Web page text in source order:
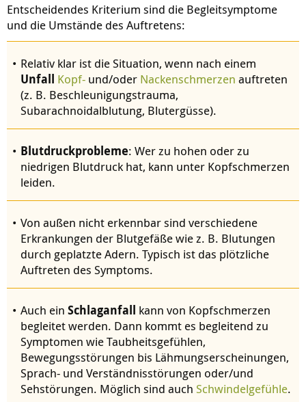
Entscheidendes Kriterium sind die Begleitsymptome
und die Umstände des Auftretens:
Relativ klar ist die Situation, wenn nach einem
Unfall Kopf- und/oder Nackenschmerzen auftreten
(z. B. Beschleunigungstrauma,
Subarachnoidalblutung, Blutergüsse).
Blutdruckprobleme: Wer zu hohen oder zu
niedrigen Blutdruck hat, kann unter Kopfschmerzen
leiden.
Von außen nicht erkennbar sind verschiedene
Erkrankungen der Blutgefäße wie z. B. Blutungen
durch geplatzte Adern. Typisch ist das plötzliche
Auftreten des Symptoms.
Auch ein Schlaganfall kann von Kopfschmerzen
begleitet werden. Dann kommt es begleitend zu
Symptomen wie Taubheitsgefühlen,
Bewegungsstörungen bis Lähmungserscheinungen,
Sprach- und Verständnisstörungen oder/und
Sehstörungen. Möglich sind auch Schwindelgefühle.